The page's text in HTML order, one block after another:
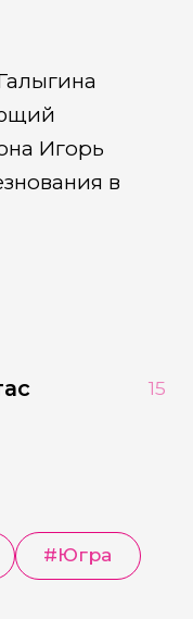
Игорь
в
15
#Югра